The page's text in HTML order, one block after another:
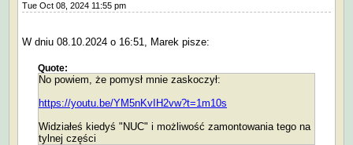
Tue Oct 08, 2024 11:55 pm
W dniu 08.10.2024 o 16:51, Marek pisze:
Quote:
No powiem, że pomysł mnie zaskoczył:
https://youtu.be/YM5nKvIH2vw?t=1m10s
Widziałeś kiedyś "NUC" i możliwość zamontowania tego na
tylnej części